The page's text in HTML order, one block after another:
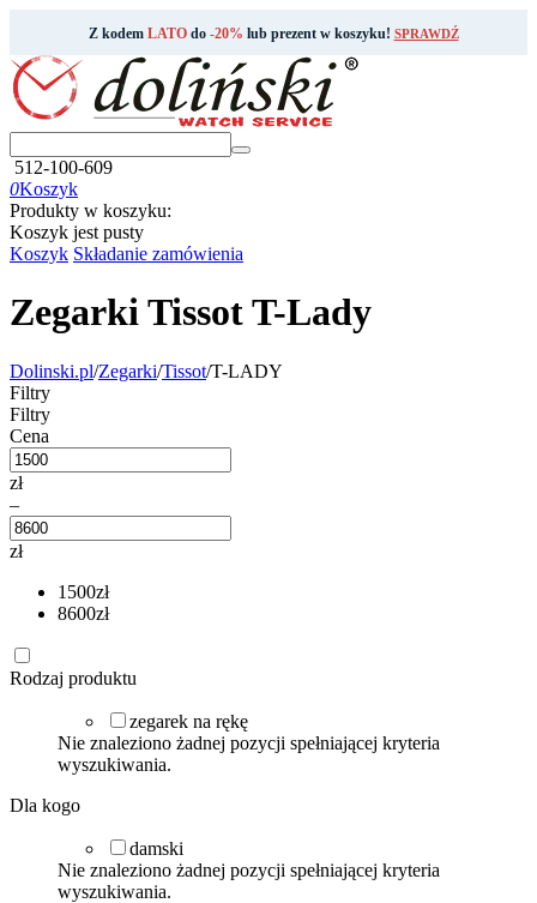
Z kodem LATOdo -20% lub prezent w koszyku! SPRAWDŹ
512-100-609
0Koszyk
Produkty w koszyku:
Koszyk jest pusty
Koszyk Składanie zamówienia
Zegarki Tissot T-Lady
Dolinski.pl/Zegarki/Tissot/T-LADY
Filtry
Filtry
Cena
zł
–
zł
1500zł
8600zł
Rodzaj produktu
zegarek na rękę
Nie znaleziono żadnej pozycji spełniającej kryteria
wyszukiwania.
Dla kogo
damski
Nie znaleziono żadnej pozycji spełniającej kryteria
wyszukiwania.